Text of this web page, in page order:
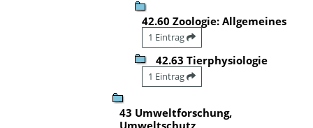
42.60 Zoologie: Allgemeines
1 Eintrag
42.63 Tierphysiologie
1 Eintrag
43 Umweltforschung,
Umweltschutz